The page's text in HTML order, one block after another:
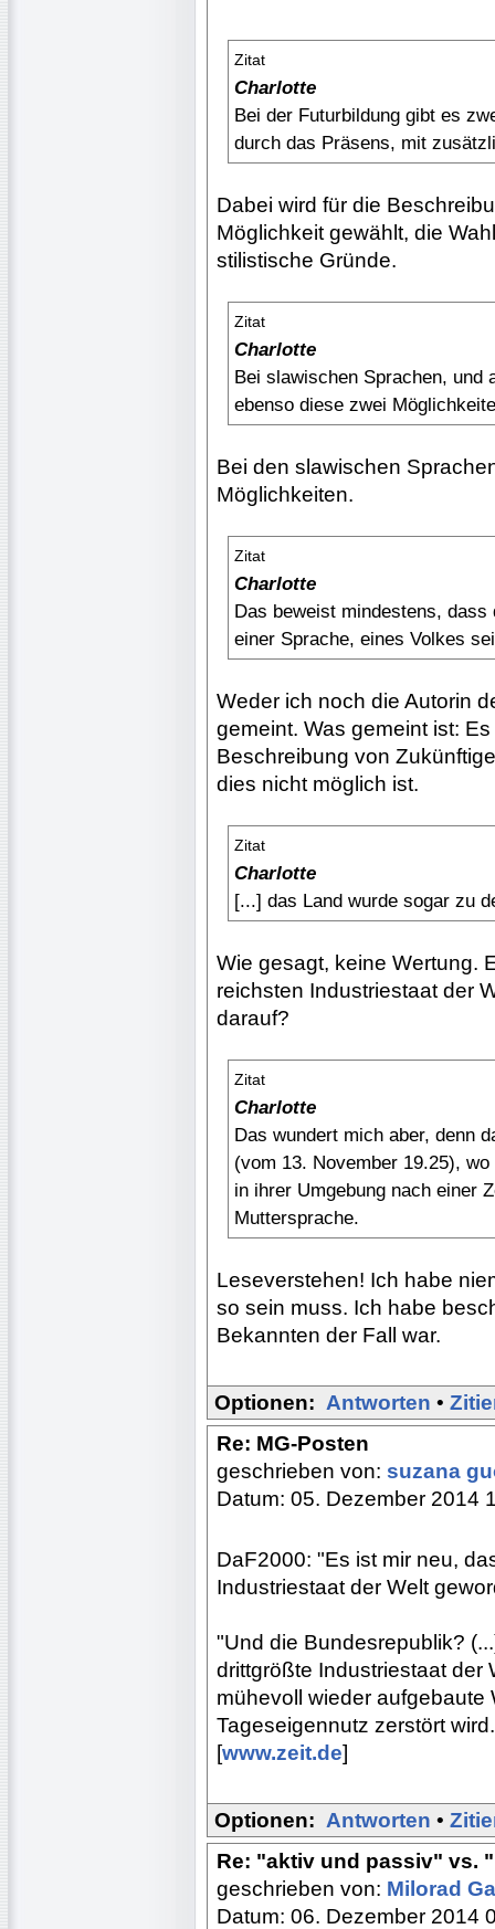
Zitat
Charlotte
Bei der Futurbildung gibt es
durch das Präsens, mit
Dabei wird für die
Möglichkeit gewählt, die
stilistische Gründe.
Zitat
Charlotte
Bei slawischen Sprachen, und
ebenso diese zwei
Bei den slawischen
Möglichkeiten.
Zitat
Charlotte
Das beweist mindestens,
einer Sprache, eines Volkes
Weder ich noch die Autorin
gemeint. Was gemeint ist:
Beschreibung von
dies nicht möglich ist.
Zitat
Charlotte
[...] das Land wurde sogar zu
Wie gesagt, keine Wertung.
reichsten Industriestaat der
darauf?
Zitat
Charlotte
Das wundert mich aber, denn
(vom 13. November 19.25),
in ihrer Umgebung nach einer
Muttersprache.
Leseverstehen! Ich habe
so sein muss. Ich habe
Bekannten der Fall war.
Optionen: Antworten •
Re: MG-Posten
geschrieben von: suzana
Datum: 05. Dezember 2014
DaF2000: "Es ist mir neu,
Industriestaat der Welt
"Und die Bundesrepublik?
drittgrößte Industriestaat der
mühevoll wieder
Tageseigennutz zerstört
[www.zeit.de]
Optionen: Antworten •
Re: "aktiv und passiv" vs.
geschrieben von: Milorad
Datum: 06. Dezember 2014